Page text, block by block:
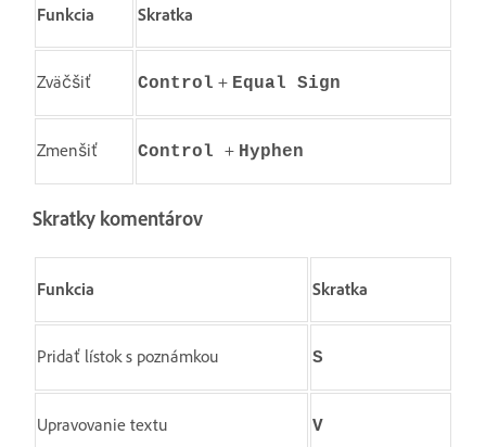
Funkcia Skratka
Zväčšiť Control + Equal Sign
Zmenšiť Control + Hyphen
Skratky komentárov
Funkcia Skratka
Pridať lístok s poznámkou S
Upravovanie textu V